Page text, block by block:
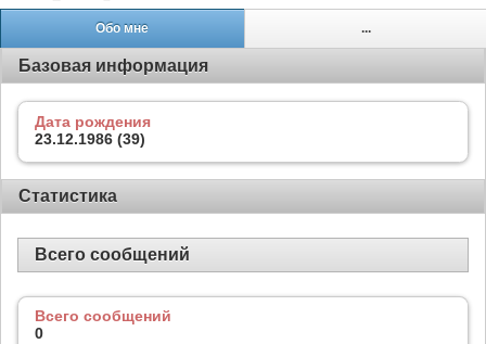
Обо мне ...
Базовая информация
Дата рождения
23.12.1986 (39)
Статистика
Всего сообщений
Всего сообщений
0